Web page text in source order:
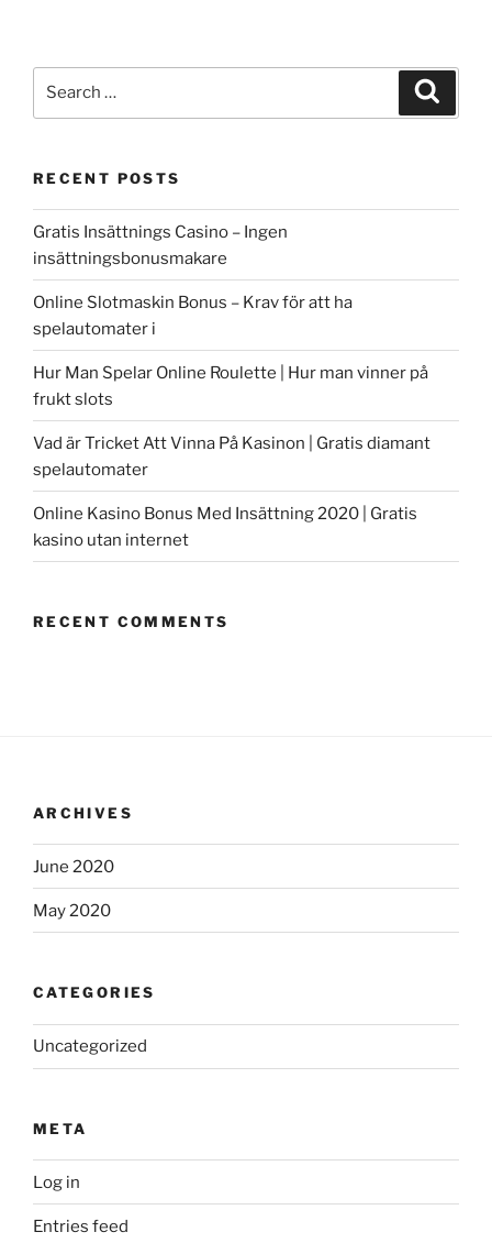
RECENT POSTS
Gratis Insättnings Casino – Ingen
insättningsbonusmakare
Online Slotmaskin Bonus – Krav för att ha
spelautomater i
Hur Man Spelar Online Roulette | Hur man vinner på
frukt slots
Vad är Tricket Att Vinna På Kasinon | Gratis diamant
spelautomater
Online Kasino Bonus Med Insättning 2020 | Gratis
kasino utan internet
RECENT COMMENTS
ARCHIVES
June 2020
May 2020
CATEGORIES
Uncategorized
META
Log in
Entries feed